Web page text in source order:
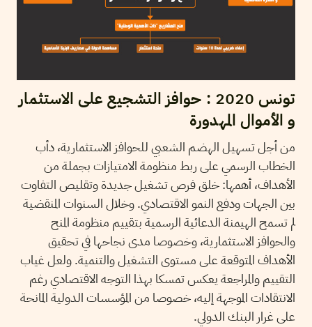
تونس 2020 : حوافز التشجيع على الاستثمار
و الأموال المهدورة
من أجل تسهيل الهضم الشعبي للحوافز الاستثمارية، دأب
الخطاب الرسمي على ربط منظومة الامتيازات بجملة من
الأهداف، أهمها: خلق فرص تشغيل جديدة وتقليص التفاوت
بين الجهات ودفع النمو الاقتصادي. وخلال السنوات المنقضية
لم تسمح الهيمنة الدعائية الرسمية بتقييم منظومة المنح
والحوافز الاستثمارية، وخصوصا مدى نجاحها في تحقيق
الأهداف المتوقعة على مستوى التشغيل والتنمية. ولعل غياب
التقييم والمراجعة يعكس تمسكا بهذا التوجه الاقتصادي رغم
الانتقادات الموجهة إليه، خصوصا من المؤسسات الدولية المانحة
على غرار البنك الدولي.